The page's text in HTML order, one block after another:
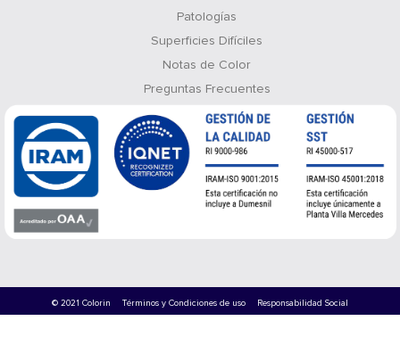
Patologías
Superficies Difíciles
Notas de Color
Preguntas Frecuentes
© 2021 Colorin Términos y Condiciones de uso Responsabilidad Social